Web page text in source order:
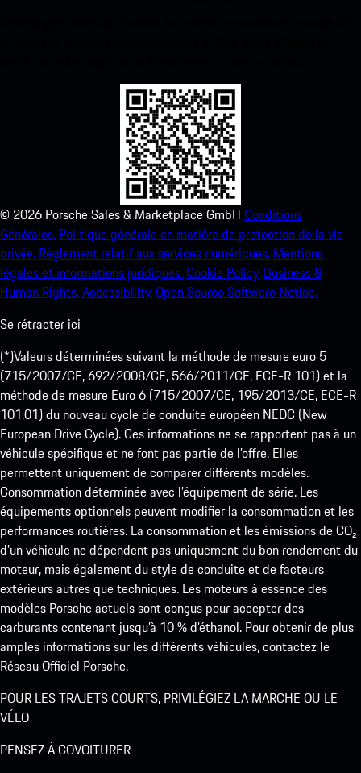
© 2026 Porsche Sales & Marketplace GmbH Conditions
Générales. Politique générale en matière de protection de la vie
privée. Règlement relatif aux services numériques. Mentions
légales et informations juridiques.Cookie Policy. Business &
Human Rights.Accessibility.Open Source Software Notice.
Se rétracter ici
(*)Valeurs déterminées suivant la méthode de mesure euro 5
(715/2007/CE, 692/2008/CE, 566/2011/CE, ECE-R 101) et la
méthode de mesure Euro 6 (715/2007/CE, 195/2013/CE, ECE-R
101.01) du nouveau cycle de conduite européen NEDC (New
European Drive Cycle). Ces informations ne se rapportent pas à un
véhicule spécifique et ne font pas partie de l’offre. Elles
permettent uniquement de comparer différents modèles.
Consommation déterminée avec l’équipement de série. Les
équipements optionnels peuvent modifier la consommation et les
performances routières. La consommation et les émissions de CO₂
d’un véhicule ne dépendent pas uniquement du bon rendement du
moteur, mais également du style de conduite et de facteurs
extérieurs autres que techniques. Les moteurs à essence des
modèles Porsche actuels sont conçus pour accepter des
carburants contenant jusqu’à 10 % d’éthanol. Pour obtenir de plus
amples informations sur les différents véhicules, contactez le
Réseau Officiel Porsche.
POUR LES TRAJETS COURTS, PRIVILÉGIEZ LA MARCHE OU LE
VÉLO
PENSEZ À COVOITURER